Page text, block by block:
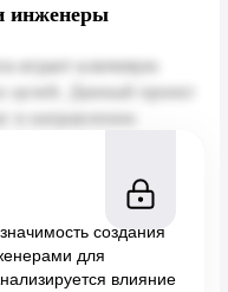
инженеры
создания
для
влияние